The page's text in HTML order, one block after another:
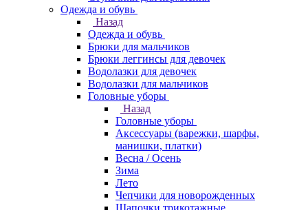
Одежда и обувь
Назад
Одежда и обувь
Брюки для мальчиков
Брюки леггинсы для девочек
Водолазки для девочек
Водолазки для мальчиков
Головные уборы
Назад
Головные уборы
Аксессуары (варежки, шарфы,
манишки, платки)
Весна / Осень
Зима
Лето
Чепчики для новорожденных
Шапочки трикотажные